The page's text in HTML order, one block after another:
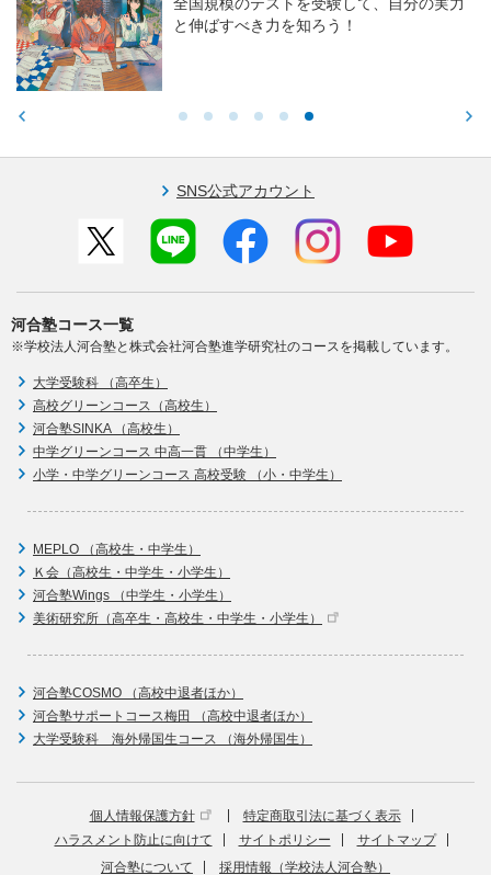
と伸ばすべき力を知ろう！
SNS公式アカウント
河合塾コース一覧
※学校法人河合塾と株式会社河合塾進学研究社のコースを掲載しています。
大学受験科 （高卒生）
高校グリーンコース（高校生）
河合塾SINKA （高校生）
中学グリーンコース 中高一貫 （中学生）
小学・中学グリーンコース 高校受験 （小・中学生）
MEPLO （高校生・中学生）
Ｋ会（高校生・中学生・小学生）
河合塾Wings （中学生・小学生）
美術研究所（高卒生・高校生・中学生・小学生）
河合塾COSMO （高校中退者ほか）
河合塾サポートコース梅田 （高校中退者ほか）
大学受験科 海外帰国生コース （海外帰国生）
個人情報保護方針
特定商取引法に基づく表示
ハラスメント防止に向けて
サイトポリシー
サイトマップ
河合塾について
採用情報（学校法人河合塾）